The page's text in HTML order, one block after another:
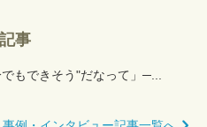
事
もできそう"だなって」─...